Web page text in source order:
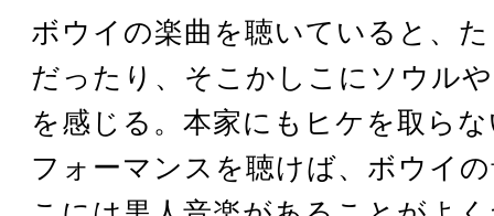
ボウイの楽曲を聴いていると、
だったり、そこかしこにソウル
を感じる。本家にもヒケを取ら
フォーマンスを聴けば、ボウイ